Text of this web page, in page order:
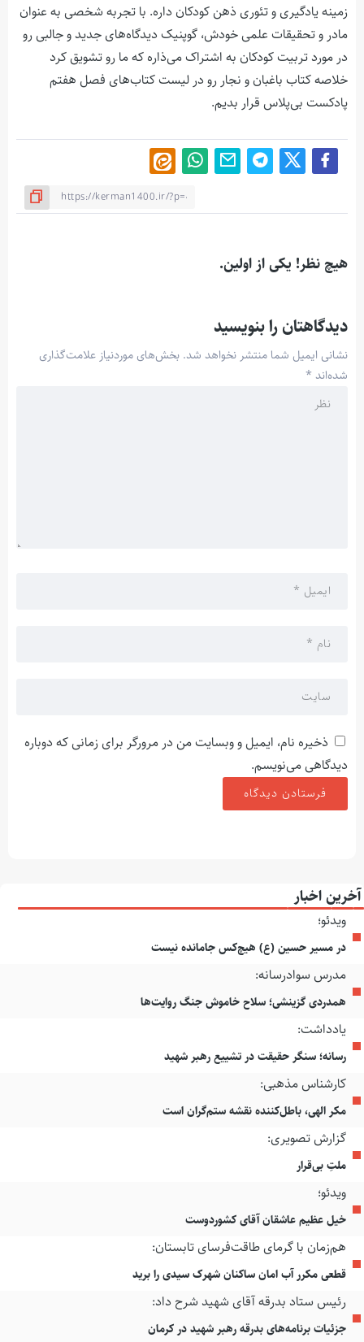
زمینه یادگیری و تئوری ذهن کودکان داره. با تجربه شخصی به عنوان
مادر و تحقیقات علمی خودش، گوپنیک دیدگاه‌های جدید و جالبی رو
در مورد تربیت کودکان به اشتراک می‌ذاره که ما رو تشویق کرد
خلاصه کتاب باغبان و نجار رو در لیست کتاب‌های فصل هفتم
پادکست بی‌پلاس قرار بدیم.
هیچ نظر! یکی از اولین.
دیدگاهتان را بنویسید
نشانی ایمیل شما منتشر نخواهد شد. بخش‌های موردنیاز علامت‌گذاری
شده‌اند *
ذخیره نام، ایمیل و وبسایت من در مرورگر برای زمانی که دوباره
دیدگاهی می‌نویسم.
آخرین اخبار
ویدئو؛
در مسیر حسین (ع) هیچ‌کس جامانده نیست
مدرس سوادرسانه:
همدردی گزینشی؛ سلاح خاموش جنگ روایت‌ها
یادداشت:
رسانه؛ سنگر حقیقت در تشییع رهبر شهید
کارشناس مذهبی:
مکر الهی، باطل‌کننده نقشه ستم‌گران است
گزارش تصویری:
ملتِ بی‌قرار
ویدئو؛
خیل عظیم عاشقان آقای کشوردوست
هم‌زمان با گرمای طاقت‌فرسای تابستان:
قطعی مکرر آب امان ساکنان شهرک سیدی را برید
رئیس ستاد بدرقه آقای شهید شرح داد:
جزئیات برنامه‌های بدرقه رهبر شهید در کرمان